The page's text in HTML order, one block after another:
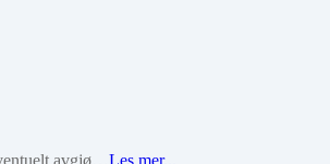
avgjø…Les mer...